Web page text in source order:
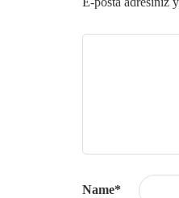
Name*